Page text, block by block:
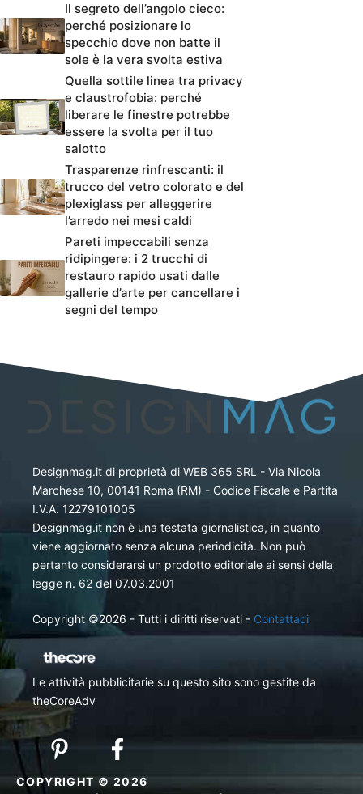
Il segreto dell’angolo cieco:
perché posizionare lo
specchio dove non batte il
sole è la vera svolta estiva
Quella sottile linea tra privacy
e claustrofobia: perché
liberare le finestre potrebbe
essere la svolta per il tuo
salotto
Trasparenze rinfrescanti: il
trucco del vetro colorato e del
plexiglass per alleggerire
l’arredo nei mesi caldi
Pareti impeccabili senza
ridipingere: i 2 trucchi di
restauro rapido usati dalle
gallerie d’arte per cancellare i
segni del tempo
Designmag.it di proprietà di WEB 365 SRL - Via Nicola
Marchese 10, 00141 Roma (RM) - Codice Fiscale e Partita
I.V.A. 12279101005
Designmag.it non è una testata giornalistica, in quanto
viene aggiornato senza alcuna periodicità. Non può
pertanto considerarsi un prodotto editoriale ai sensi della
legge n. 62 del 07.03.2001
Copyright ©2026 - Tutti i diritti riservati - Contattaci
Le attività pubblicitarie su questo sito sono gestite da
theCoreAdv
COPYRIGHT © 2026